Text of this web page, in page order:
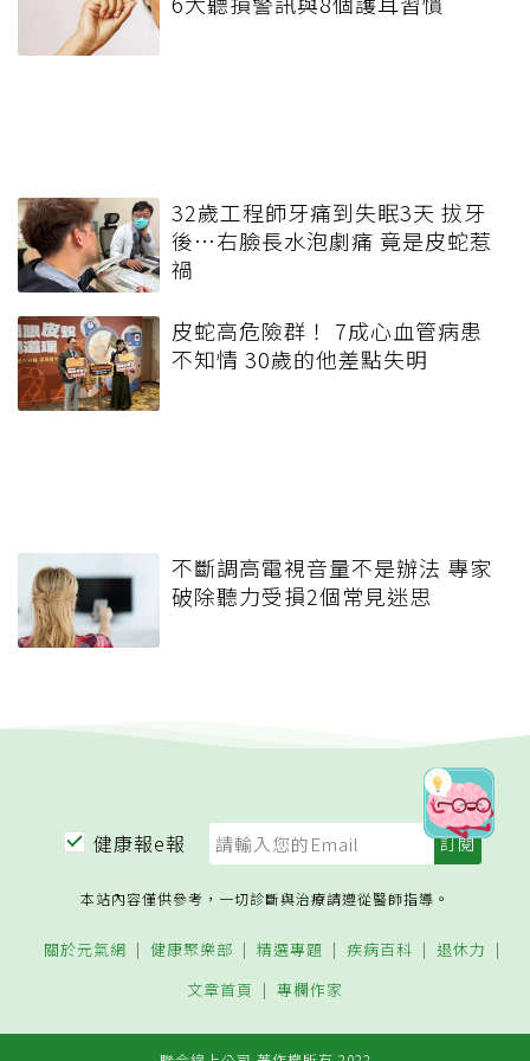
32歲工程師牙痛到失眠3天 拔牙
後…右臉長水泡劇痛 竟是皮蛇惹
禍
皮蛇高危險群！ 7成心血管病患
不知情 30歲的他差點失明
不斷調高電視音量不是辦法 專家
破除聽力受損2個常見迷思
健康報e報
本站內容僅供參考，一切診斷與治療請遵從醫師指導。
關於元氣網 健康聚樂部 精選專題 疾病百科
退休力
文章首頁
專欄作家